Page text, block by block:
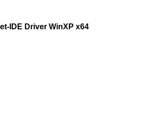
IDE Driver WinXP x64